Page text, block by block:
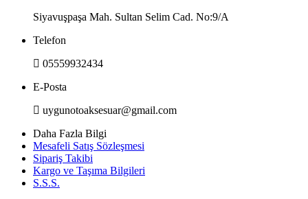
Siyavuşpaşa Mah. Sultan Selim Cad. No:9/A
Telefon
05559932434
E-Posta
uygunotoaksesuar@gmail.com
Daha Fazla Bilgi
Mesafeli Satış Sözleşmesi
Sipariş Takibi
Kargo ve Taşıma Bilgileri
S.S.S.